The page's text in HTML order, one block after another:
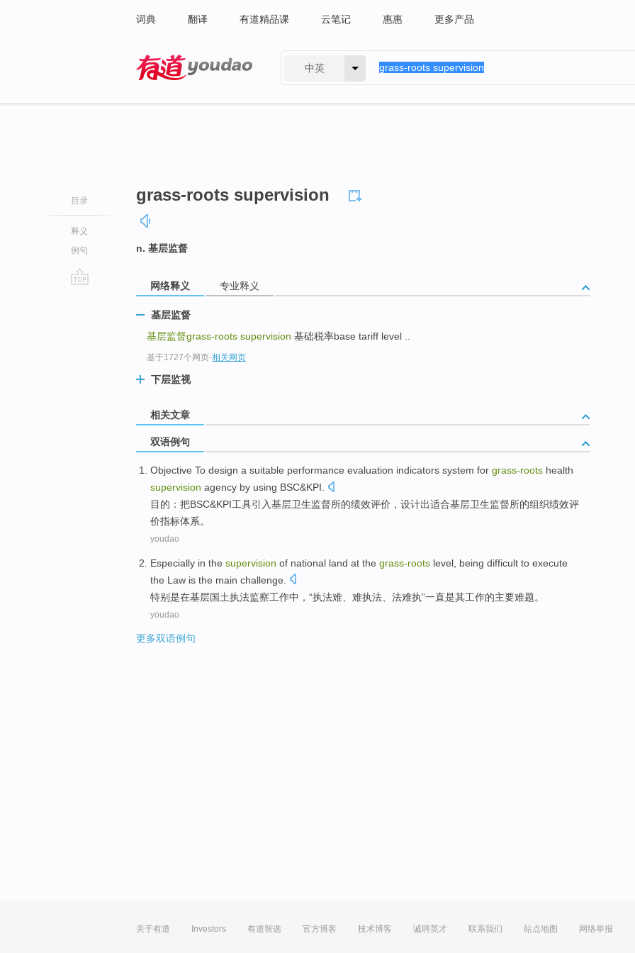
词典 翻译 有道精品课 云笔记 惠惠 更多产品
中英
目录
释义
例句
grass-roots supervision
n. 基层监督
网络释义 专业释义
基层监督
基层监督grass-roots supervision 基础税率base tariff level ..
基于1727个网页-相关网页
下层监视
相关文章
双语例句
Objective To design a suitable performance evaluation indicators system for grass-roots health
supervision agency by using BSC&KPI
目的：把BSC&KPI工具引入基层卫生监督所的绩效评价 ， 设计出适合基层卫生监督所的组织绩效评
价指标体系。
youdao
Especially in the supervision of national land at the grass-roots level being difficult to execute
the Law is the main challenge
特别是在基层国土执法监察工作中，“执法难 、难执法、 法难执”一直是其工作的主要难题。
youdao
更多双语例句
关于有道 Investors 有道智选 官方博客 技术博客 诚聘英才 联系我们 站点地图 网络举报